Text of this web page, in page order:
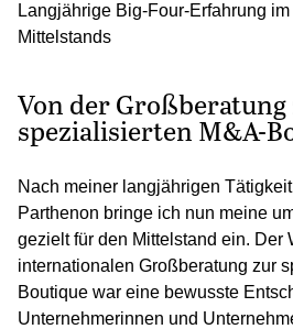
Langjährige Big-Four-Erfahrung
Mittelstands
Von der
spezialisierten M&A-
Nach meiner langjährigen
Parthenon bringe ich nun meine
gezielt für den Mittelstand ein. Der
internationalen Großberatung zur
Boutique war eine bewusste
Unternehmerinnen und